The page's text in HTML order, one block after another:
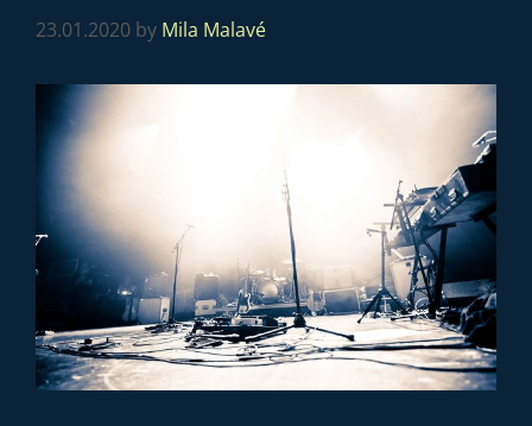
23.01.2020 by Mila Malavé